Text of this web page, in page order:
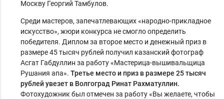
Москву Георгий Тамбулов.
Среди мастеров, запечатлевающих «народно-прикладное
искусство», жюри конкурса не смогло определить
победителя. Диплом за второе место и денежный приз в
размере 45 тысяч рублей получил казанский фотограф
Асгат Габдуллин за работу «Мастерица-вышивальщица
Рушания апа». Третье место и приз в размере 25 тысяч
рублей увезет в Волгоград Ринат Рахматуллин.
Фотохудожник был отмечен за работу «Вы желаете, чтобы